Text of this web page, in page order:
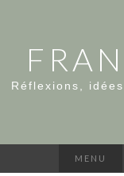
Réflexions,
MENU